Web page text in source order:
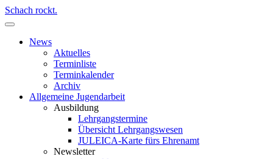
Schach rockt.
News
Aktuelles
Terminliste
Terminkalender
Archiv
Allgemeine Jugendarbeit
Ausbildung
Lehrgangstermine
Übersicht Lehrgangswesen
JULEICA-Karte fürs Ehrenamt
Newsletter